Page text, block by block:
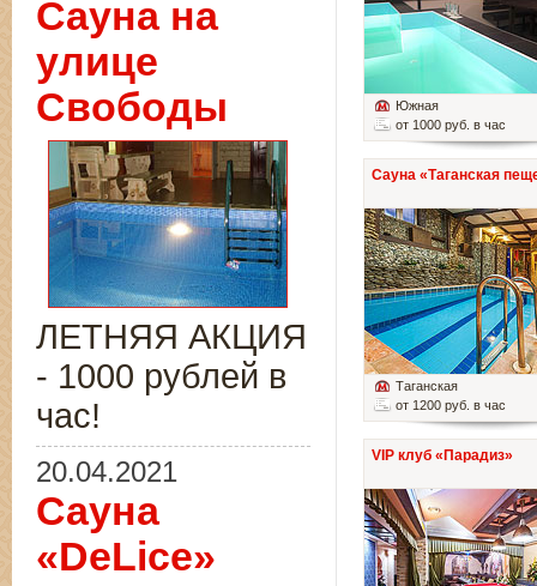
Южная
от 1000 руб. в час
Сауна «Таганская
Таганская
от 1200 руб. в час
VIP клуб «Парадиз»
Сауна на
улице
Свободы
ЛЕТНЯЯ АКЦИЯ
- 1000 рублей в
час!
20.04.2021
Сауна
«DeLice»